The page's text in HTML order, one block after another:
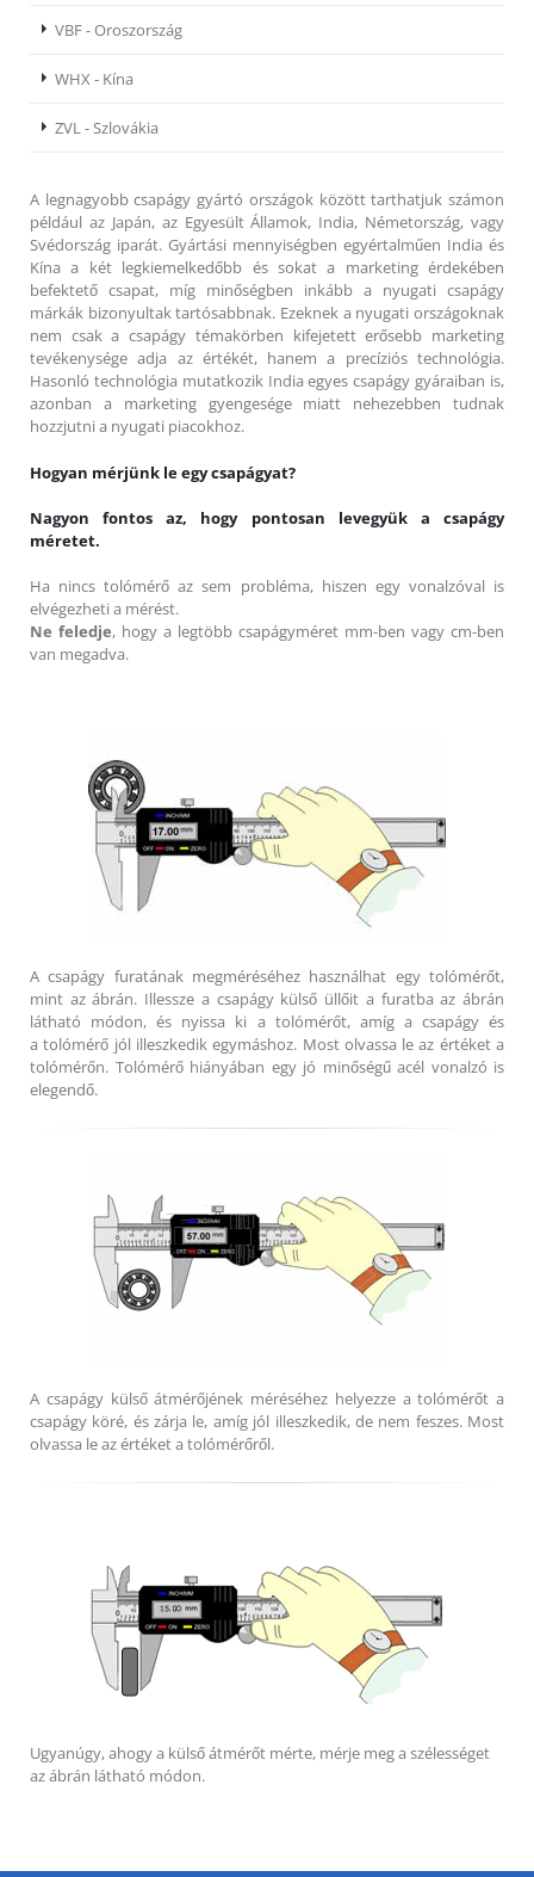
VBF - Oroszország
WHX - Kína
ZVL - Szlovákia
A legnagyobb csapágy gyártó országok között tarthatjuk számon
például az Japán, az Egyesült Államok, India, Németország, vagy
Svédország iparát. Gyártási mennyiségben egyértalműen India és
Kína a két legkiemelkedőbb és sokat a marketing érdekében
befektető csapat, míg minőségben inkább a nyugati csapágy
márkák bizonyultak tartósabbnak. Ezeknek a nyugati országoknak
nem csak a csapágy témakörben kifejetett erősebb marketing
tevékenysége adja az értékét, hanem a precíziós technológia.
Hasonló technológia mutatkozik India egyes csapágy gyáraiban is,
azonban a marketing gyengesége miatt nehezebben tudnak
hozzjutni a nyugati piacokhoz.
Hogyan mérjünk le egy csapágyat?
Nagyon fontos az, hogy pontosan levegyük a csapágy
méretet.
Ha nincs tolómérő az sem probléma, hiszen egy vonalzóval is
elvégezheti a mérést.
Ne feledje, hogy a legtöbb csapágyméret mm-ben vagy cm-ben
van megadva.
A csapágy furatának megméréséhez használhat egy tolómérőt,
mint az ábrán. Illessze a csapágy külső üllőit a furatba az ábrán
látható módon, és nyissa ki a tolómérőt, amíg a csapágy és
a tolómérő jól illeszkedik egymáshoz. Most olvassa le az értéket a
tolómérőn. Tolómérő hiányában egy jó minőségű acél vonalzó is
elegendő.
A csapágy külső átmérőjének méréséhez helyezze a tolómérőt a
csapágy köré, és zárja le, amíg jól illeszkedik, de nem feszes. Most
olvassa le az értéket a tolómérőről.
Ugyanúgy, ahogy a külső átmérőt mérte, mérje meg a szélességet
az ábrán látható módon.